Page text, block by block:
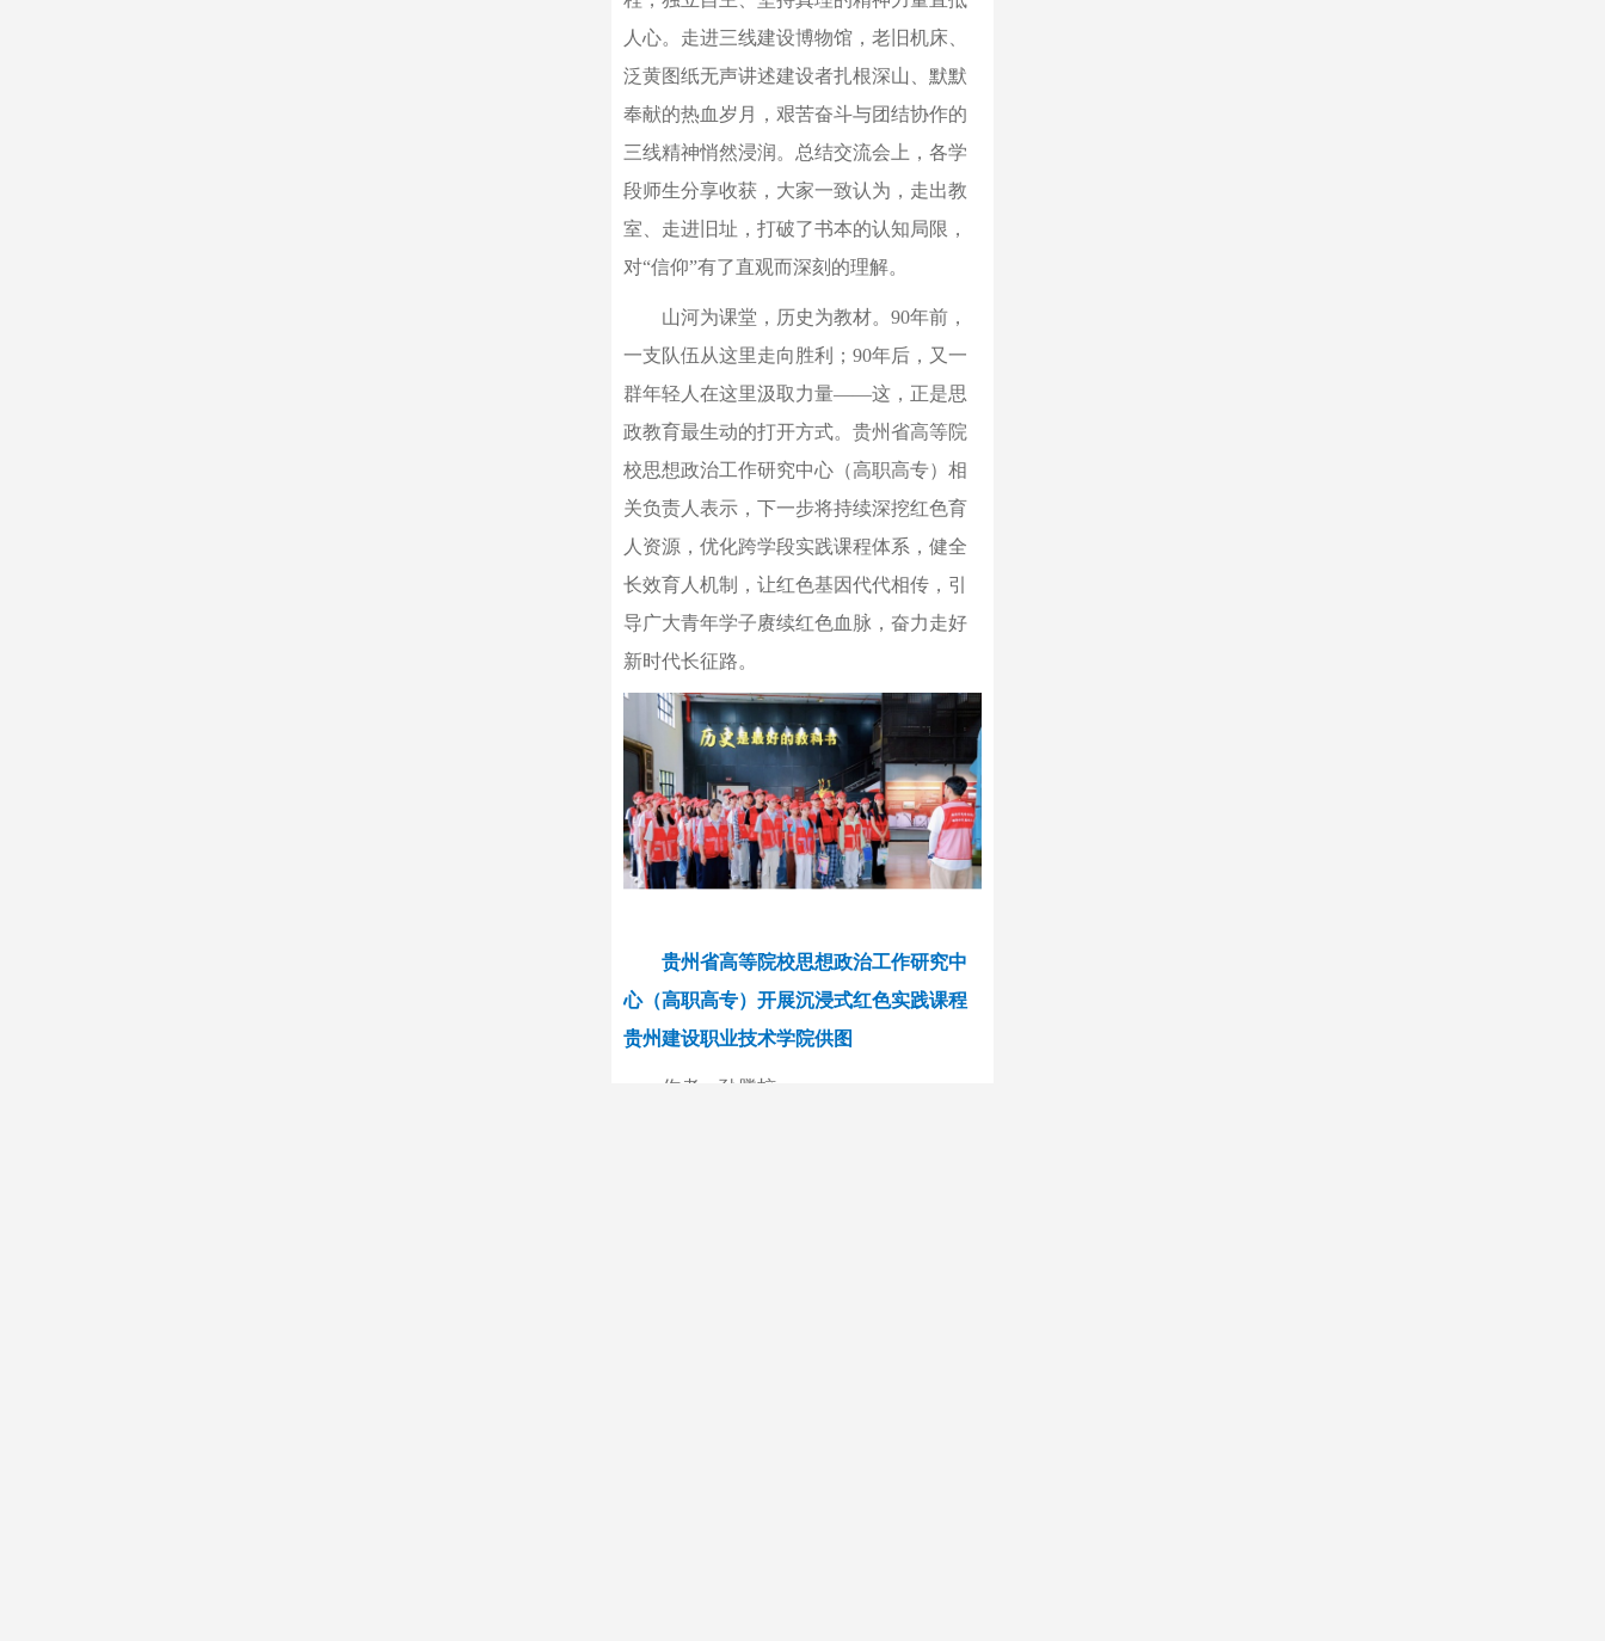
人心。走进三线建设博物馆，老旧机床、
泛黄图纸无声讲述建设者扎根深山、默默
奉献的热血岁月，艰苦奋斗与团结协作的
三线精神悄然浸润。总结交流会上，各学
段师生分享收获，大家一致认为，走出教
室、走进旧址，打破了书本的认知局限，
对“信仰”有了直观而深刻的理解。
山河为课堂，历史为教材。90年前，
一支队伍从这里走向胜利；90年后，又一
群年轻人在这里汲取力量——这，正是思
政教育最生动的打开方式。贵州省高等院
校思想政治工作研究中心（高职高专）相
关负责人表示，下一步将持续深挖红色育
人资源，优化跨学段实践课程体系，健全
长效育人机制，让红色基因代代相传，引
导广大青年学子赓续红色血脉，奋力走好
新时代长征路。
贵州省高等院校思想政治工作研究中
心（高职高专）开展沉浸式红色实践课程
贵州建设职业技术学院供图
作者：孙腾蛟